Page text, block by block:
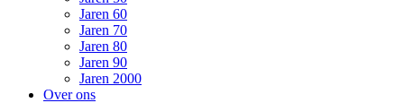
Jaren 60
Jaren 70
Jaren 80
Jaren 90
Jaren 2000
Over ons